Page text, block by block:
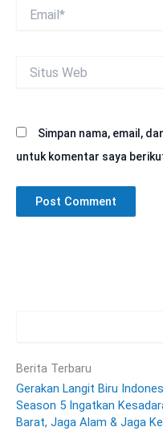
Web
Simpan nama, email,
untuk komentar saya
Berita Terbaru
Gerakan Langit Biru
Season 5 Ingatkan
Barat, Jaga Alam & Jaga